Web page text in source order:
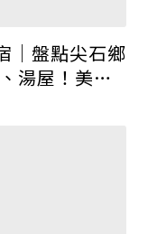
｜盤點尖石鄉
湯屋！美人